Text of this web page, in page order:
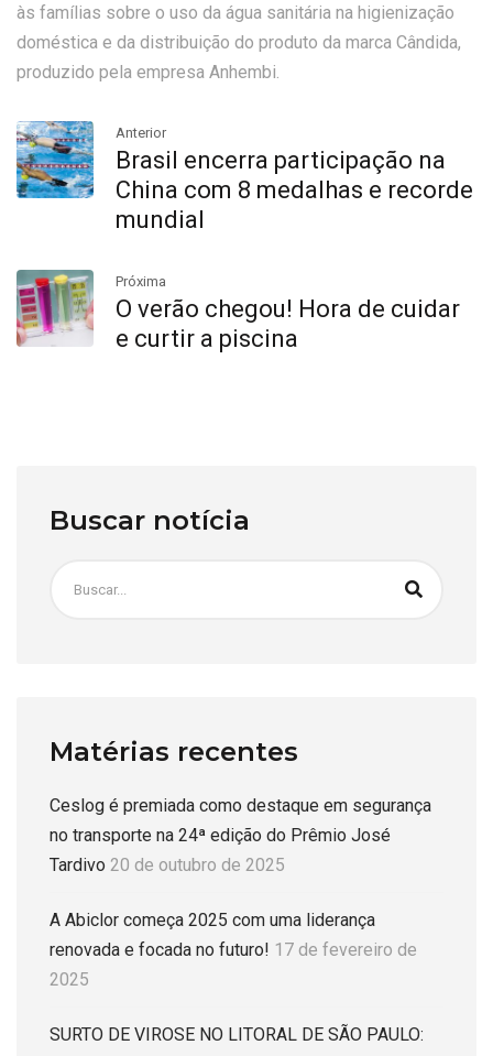
às famílias sobre o uso da água sanitária na higienização
doméstica e da distribuição do produto da marca Cândida,
produzido pela empresa Anhembi.
Anterior
Brasil encerra participação na
China com 8 medalhas e recorde
mundial
Próxima
O verão chegou! Hora de cuidar
e curtir a piscina
Buscar notícia
Matérias recentes
Ceslog é premiada como destaque em segurança
no transporte na 24ª edição do Prêmio José
Tardivo 20 de outubro de 2025
A Abiclor começa 2025 com uma liderança
renovada e focada no futuro! 17 de fevereiro de
2025
SURTO DE VIROSE NO LITORAL DE SÃO PAULO: